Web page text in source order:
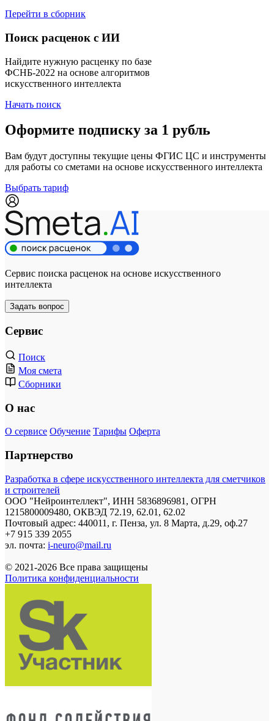
Перейти в сборник
Поиск расценок с ИИ
Найдите нужную расценку по базе
ФСНБ-2022 на основе алгоритмов
искусственного интеллекта
Начать поиск
Оформите подписку за 1 рубль
Вам будут доступны текущие цены ФГИС ЦС и инструменты
для работы со сметами на основе искусственного интеллекта
Выбрать тариф
Сервис поиска расценок на основе искусственного
интеллекта
Задать вопрос
Сервис
Поиск
Моя смета
Сборники
О нас
О сервисе Обучение Тарифы Оферта
Партнерство
Разработка в сфере искусственного интеллекта для сметчиков
и строителей
ООО "Нейроинтеллект", ИНН 5836896981, ОГРН
1215800009480, ОКВЭД 72.19, 62.01, 62.02
Почтовый адрес: 440011, г. Пенза, ул. 8 Марта, д.29, оф.27
+7 915 339 2055
эл. почта: i-neuro@mail.ru
© 2021-2026 Все права защищены
Политика конфиденциальности